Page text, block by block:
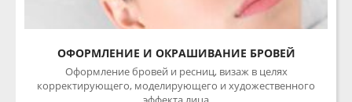
ОФОРМЛЕНИЕ И ОКРАШИВАНИЕ БРОВЕЙ
Оформление бровей и ресниц, визаж в целях
эффекта лица